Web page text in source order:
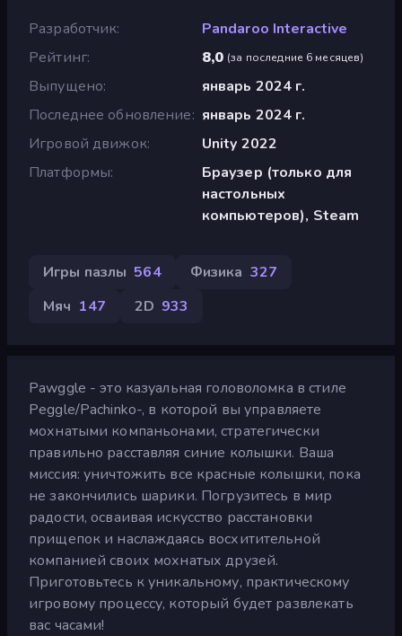
Разработчик
Pandaroo Interactive
Рейтинг
8,0 (за последние 6 месяцев)
Выпущено
январь 2024 г.
Последнее обновление
январь 2024 г.
Игровой движок
Unity 2022
Платформы
Браузер (только для
настольных
компьютеров), Steam
Игры пазлы 564 Физика 327
Мяч 147 2D 933
Pawggle - это казуальная головоломка в стиле
Peggle/Pachinko-, в которой вы управляете
мохнатыми компаньонами, стратегически
правильно расставляя синие колышки. Ваша
миссия: уничтожить все красные колышки, пока
не закончились шарики. Погрузитесь в мир
радости, осваивая искусство расстановки
прищепок и наслаждаясь восхитительной
компанией своих мохнатых друзей.
Приготовьтесь к уникальному, практическому
игровому процессу, который будет развлекать
вас часами!